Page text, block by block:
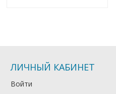
ЛИЧНЫЙ КАБИНЕТ
Войти